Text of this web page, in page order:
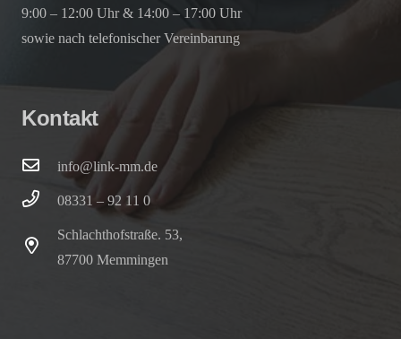
9:00 – 12:00 Uhr & 14:00 – 17:00 Uhr
sowie nach telefonischer Vereinbarung
Kontakt
info@link-mm.de
08331 – 92 11 0
Schlachthofstraße. 53,
87700 Memmingen